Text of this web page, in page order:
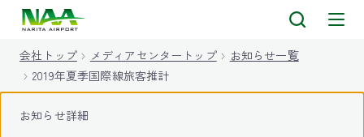
会社トップ メディアセンタートップ
お知らせ一覧
2019年夏季国際線旅客推計
お知らせ詳細